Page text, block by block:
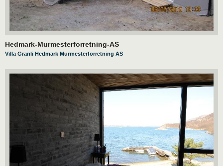
Hedmark-Murmesterforretning-AS
Villa Granli Hedmark Murmesterforretning AS